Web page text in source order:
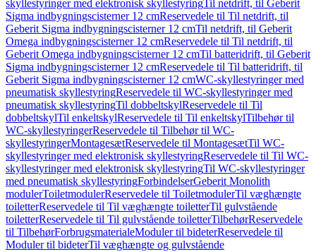
skyllestyringer med elektronisk skyllestyringTil netdrift, til Geberit
Sigma indbygningscisterner 12 cmReservedele til Til netdrift, til
Geberit Sigma indbygningscisterner 12 cmTil netdrift, til Geberit
Omega indbygningscisterner 12 cmReservedele til Til netdrift, til
Geberit Omega indbygningscisterner 12 cmTil batteridrift, til Geberit
Sigma indbygningscisterner 12 cmReservedele til Til batteridrift, til
Geberit Sigma indbygningscisterner 12 cmWC-skyllestyringer med
pneumatisk skyllestyringReservedele til WC-skyllestyringer med
pneumatisk skyllestyringTil dobbeltskylReservedele til Til
dobbeltskylTil enkeltskylReservedele til Til enkeltskylTilbehør til
WC-skyllestyringerReservedele til Tilbehør til WC-
skyllestyringerMontagesætReservedele til MontagesætTil WC-
skyllestyringer med elektronisk skyllestyringReservedele til Til WC-
skyllestyringer med elektronisk skyllestyringTil WC-skyllestyringer
med pneumatisk skyllestyringForbindelserGeberit Monolith
modulerToiletmodulerReservedele til ToiletmodulerTil væghængte
toiletterReservedele til Til væghængte toiletterTil gulvstående
toiletterReservedele til Til gulvstående toiletterTilbehørReservedele
til TilbehørForbrugsmaterialeModuler til bideterReservedele til
Moduler til bideterTil væghængte og gulvstående